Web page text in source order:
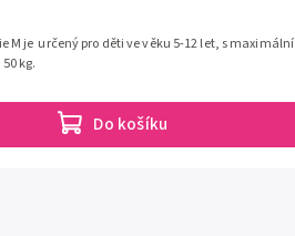
Do košíku
M je určený pro děti ve věku 5-12 let, s maximální
kg.